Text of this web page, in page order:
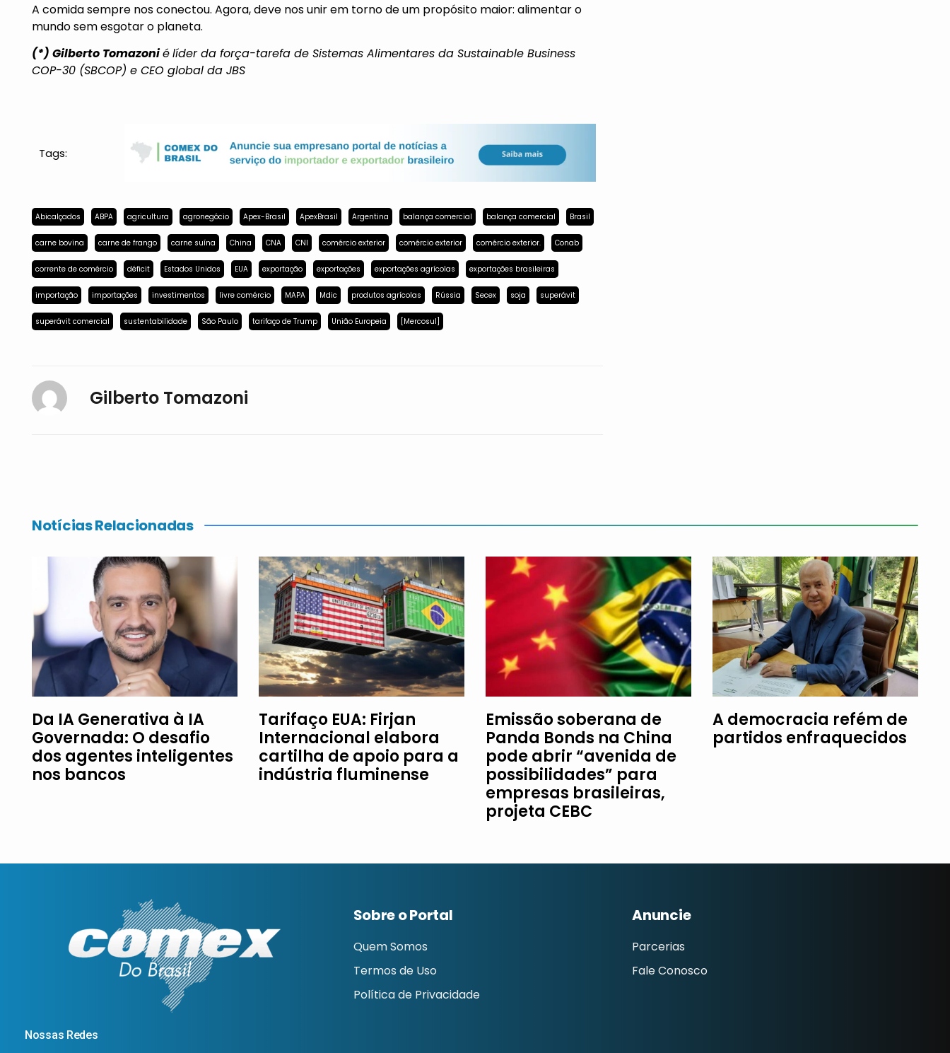
A comida sempre nos conectou. Agora, deve nos unir em torno de um propósito maior: alimentar o
mundo sem esgotar o planeta.
(*) Gilberto Tomazoniélíder da força-tarefa de Sistemas Alimentares da Sustainable Business
COP-30 (SBCOP) e CEO global da JBS
Tags:
Abicalçados ABPA agricultura agronegócio Apex-Brasil ApexBrasil Argentina balança comercial balança comercial Brasil
carne bovina carne de frango carne suína China CNA CNI comércio exterior comércio exterior comércio exterior. Conab
corrente de comércio déficit Estados Unidos EUA exportação exportações exportações agrícolas exportações brasileiras
importação importações investimentos livre comércio MAPA Mdic produtos agrícolas Rússia Secex soja superávit
superávit comercial sustentabilidade São Paulo tarifaço de Trump União Europeia [Mercosul]
Gilberto Tomazoni
Notícias Relacionadas
Da IA Generativa à IA
Governada: O desafio
dos agentes inteligentes
nos bancos
Tarifaço EUA: Firjan
Internacional elabora
cartilha de apoio para a
indústria fluminense
Emissão soberana de
Panda Bonds na China
pode abrir “avenida de
possibilidades” para
empresas brasileiras,
projeta CEBC
A democracia refém de
partidos enfraquecidos
Nossas Redes
Sobre o Portal
Quem Somos
Termos de Uso
Política de Privacidade
Anuncie
Parcerias
Fale Conosco